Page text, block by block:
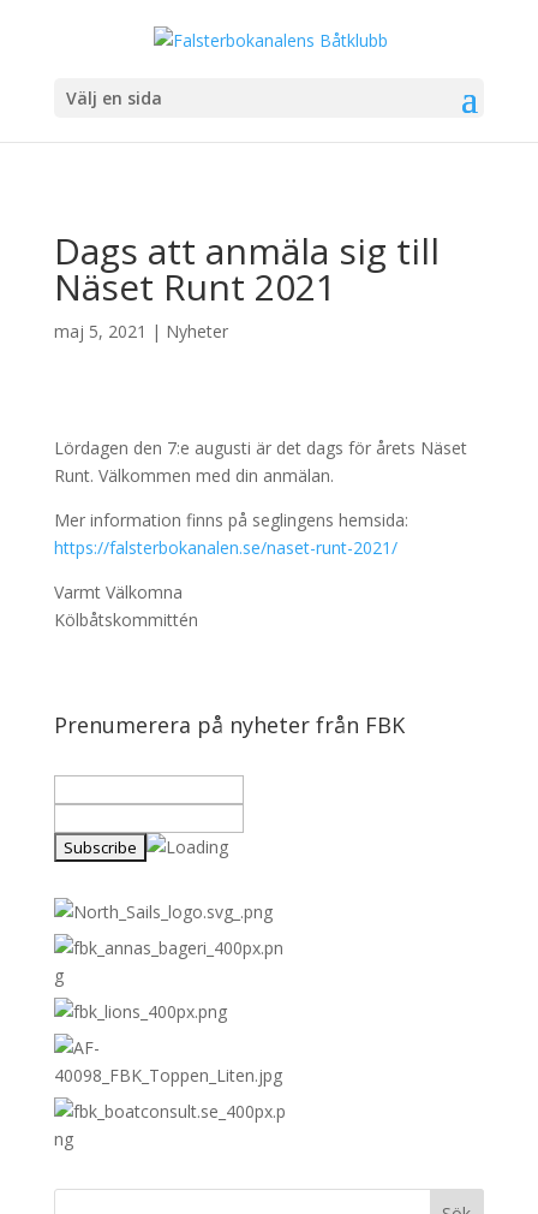
Välj en sida
Dags att anmäla sig till
Näset Runt 2021
maj 5, 2021 | Nyheter
Lördagen den 7:e augusti är det dags för årets Näset
Runt. Välkommen med din anmälan.
Mer information finns på seglingens hemsida:
https://falsterbokanalen.se/naset-runt-2021/
Varmt Välkomna
Kölbåtskommittén
Prenumerera på nyheter från FBK